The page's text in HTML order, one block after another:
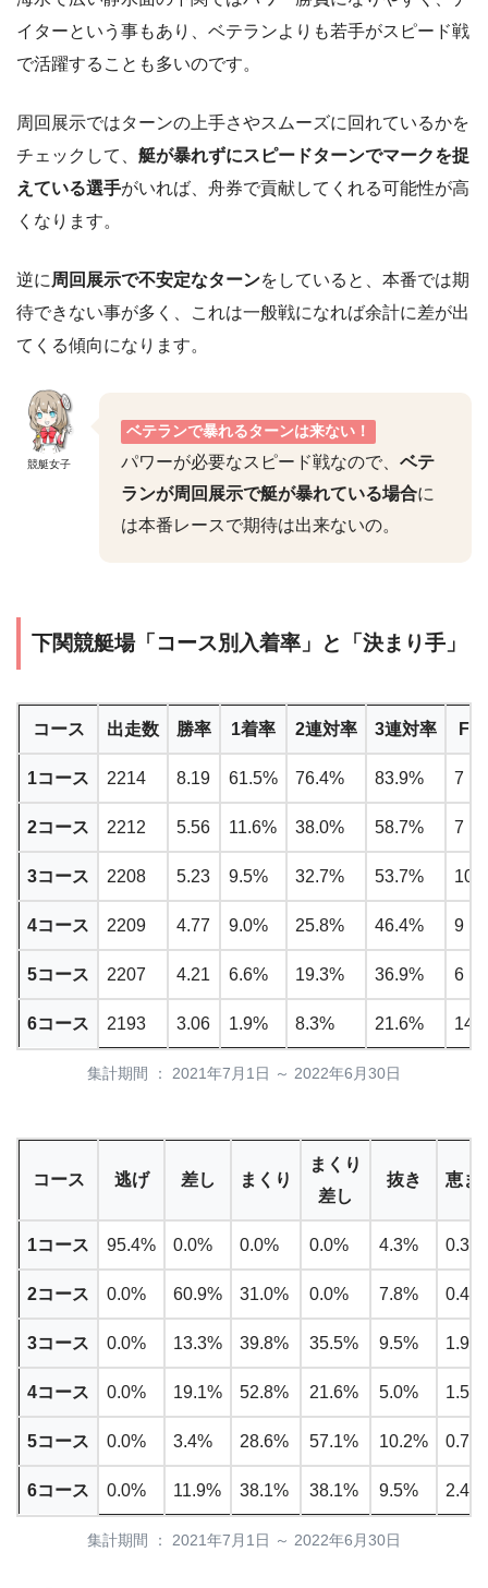
イターという事もあり、ベテランよりも若手がスピード戦
で活躍することも多いのです。
周回展示ではターンの上手さやスムーズに回れているかを
チェックして、 艇が暴れずにスピードターンでマークを捉
えている選手がいれば、舟券で貢献してくれる可能性が高
くなります。
逆に 周回展示で不安定なターンをしていると、本番では期
待できない事が多く、これは一般戦になれば余計に差が出
てくる傾向になります。
競艇女子
ベテランで暴れるターンは来ない！
パワーが必要なスピード戦なので、 ベテ
ランが周回展示で艇が暴れている場合に
は本番レースで期待は出来ないの。
下関競艇場「コース別入着率」と「決まり手」
コース 出走数 勝率 1着率 2連対率 3連対率 F
1コース 2214 8.19 61.5% 76.4% 83.9% 7
2コース 2212 5.56 11.6% 38.0% 58.7% 7
3コース 2208 5.23 9.5% 32.7% 53.7% 10
4コース 2209 4.77 9.0% 25.8% 46.4% 9
5コース 2207 4.21 6.6% 19.3% 36.9% 6
6コース 2193 3.06 1.9% 8.3% 21.6% 14
集計期間 ： 2021年7月1日 ～ 2022年6月30日
コース 逃げ 差し まくり
まくり
差し
抜き 恵ま
1コース 95.4% 0.0% 0.0% 0.0% 4.3% 0.3%
2コース 0.0% 60.9% 31.0% 0.0% 7.8% 0.4%
3コース 0.0% 13.3% 39.8% 35.5% 9.5% 1.9%
4コース 0.0% 19.1% 52.8% 21.6% 5.0% 1.5%
5コース 0.0% 3.4% 28.6% 57.1% 10.2% 0.7%
6コース 0.0% 11.9% 38.1% 38.1% 9.5% 2.4%
集計期間 ： 2021年7月1日 ～ 2022年6月30日